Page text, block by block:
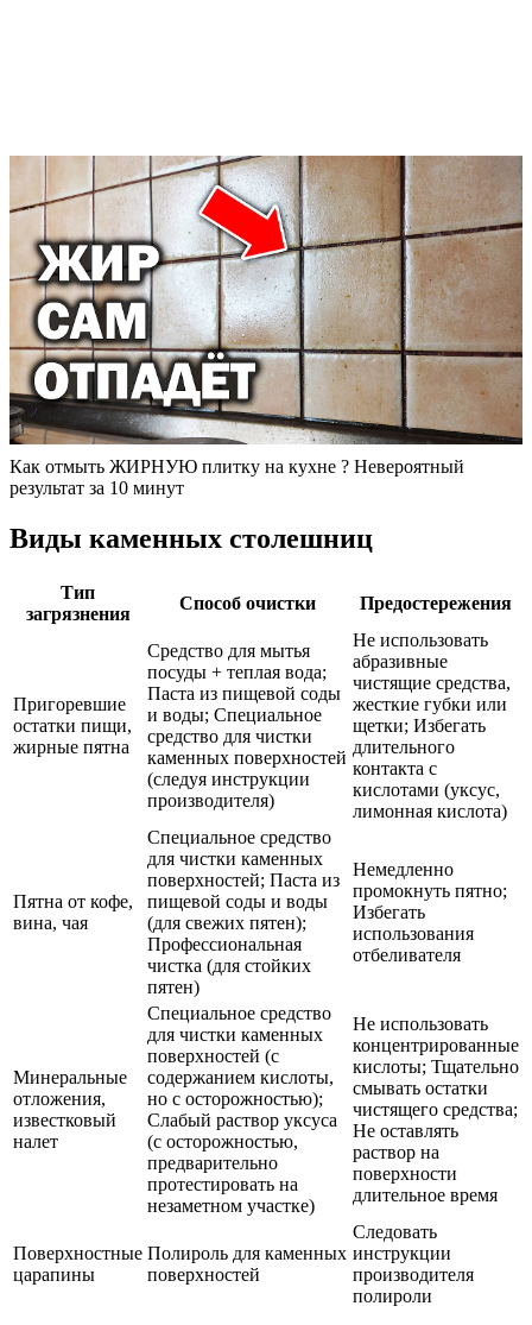
Как отмыть ЖИРНУЮ плитку на кухне ? Невероятный
результат за 10 минут
Виды каменных столешниц
Тип
загрязнения
Способ очистки Предостережения
Пригоревшие
остатки пищи,
жирные пятна
Средство для мытья
посуды + теплая вода;
Паста из пищевой соды
и воды; Специальное
средство для чистки
каменных поверхностей
(следуя инструкции
производителя)
Не использовать
абразивные
чистящие средства,
жесткие губки или
щетки; Избегать
длительного
контакта с
кислотами (уксус,
лимонная кислота)
Пятна от кофе,
вина, чая
Специальное средство
для чистки каменных
поверхностей; Паста из
пищевой соды и воды
(для свежих пятен);
Профессиональная
чистка (для стойких
пятен)
Немедленно
промокнуть пятно;
Избегать
использования
отбеливателя
Минеральные
отложения,
известковый
налет
Специальное средство
для чистки каменных
поверхностей (с
содержанием кислоты,
но с осторожностью);
Слабый раствор уксуса
(с осторожностью,
предварительно
протестировать на
незаметном участке)
Не использовать
концентрированные
кислоты; Тщательно
смывать остатки
чистящего средства;
Не оставлять
раствор на
поверхности
длительное время
Поверхностные
царапины
Полироль для каменных
поверхностей
Следовать
инструкции
производителя
полироли